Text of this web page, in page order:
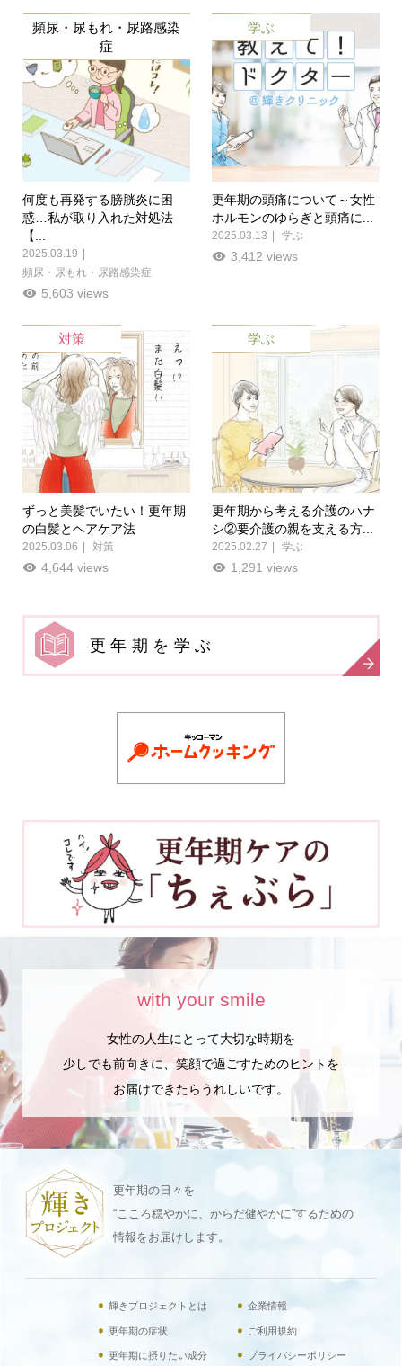
頻尿・尿もれ・尿路感染
症
何度も再発する膀胱炎に困
惑…私が取り入れた対処法
【...
2025.03.19
頻尿・尿もれ・尿路感染症
5,603 views
学ぶ
更年期の頭痛について～女性
ホルモンのゆらぎと頭痛に...
2025.03.13 学ぶ
3,412 views
対策
ずっと美髪でいたい！更年期
の白髪とヘアケア法
2025.03.06 対策
4,644 views
学ぶ
更年期から考える介護のハナ
シ②要介護の親を支える方...
2025.02.27 学ぶ
1,291 views
更年期を学ぶ
with your smile
女性の人生にとって大切な時期を
少しでも前向きに、笑顔で過ごすためのヒントを
お届けできたらうれしいです。
更年期の日々を
“こころ穏やかに、からだ健やかに”するための
情報をお届けします。
輝きプロジェクトとは 企業情報
更年期の症状 ご利用規約
更年期に摂りたい成分 プライバシーポリシー